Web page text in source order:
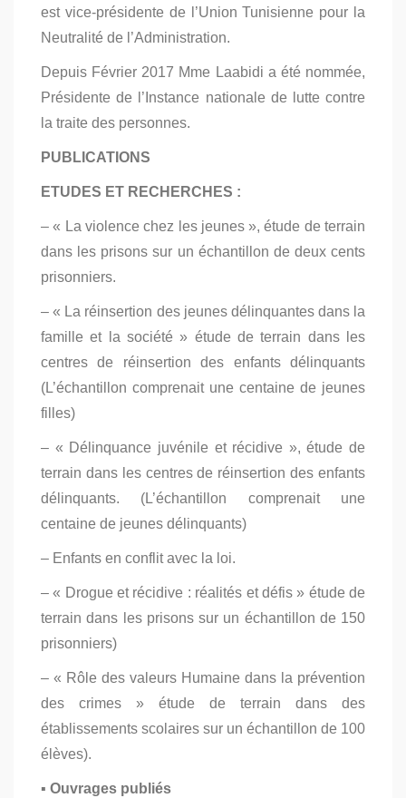
est vice-présidente de l’Union Tunisienne pour la
Neutralité de l’Administration.
Depuis Février 2017 Mme Laabidi a été nommée,
Présidente de l’Instance nationale de lutte contre
la traite des personnes.
PUBLICATIONS
ETUDES ET RECHERCHES :
– « La violence chez les jeunes », étude de terrain
dans les prisons sur un échantillon de deux cents
prisonniers.
– « La réinsertion des jeunes délinquantes dans la
famille et la société » étude de terrain dans les
centres de réinsertion des enfants délinquants
(L’échantillon comprenait une centaine de jeunes
filles)
– « Délinquance juvénile et récidive », étude de
terrain dans les centres de réinsertion des enfants
délinquants. (L’échantillon comprenait une
centaine de jeunes délinquants)
– Enfants en conflit avec la loi.
– « Drogue et récidive : réalités et défis » étude de
terrain dans les prisons sur un échantillon de 150
prisonniers)
– « Rôle des valeurs Humaine dans la prévention
des crimes » étude de terrain dans des
établissements scolaires sur un échantillon de 100
élèves).
▪ Ouvrages publiés